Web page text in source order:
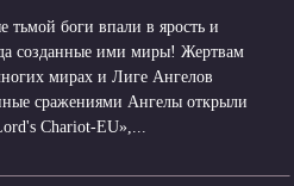
боги впали в ярость и
созданные ими миры! Жертвам
мирах и Лиге Ангелов
сражениями Ангелы открыли
Chariot-EU»,...